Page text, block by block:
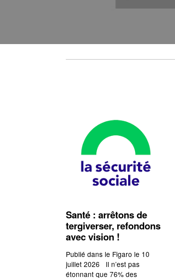
Santé : arrêtons de
tergiverser, refondons
avec vision !
Publié dans le Figaro le 10
juillet 2026 Il n’est pas
étonnant que 76% des